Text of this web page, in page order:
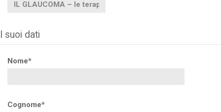
I suoi dati
Nome*
Cognome*